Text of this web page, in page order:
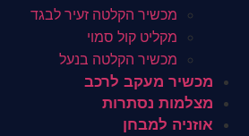
מכשיר הקלטה זעיר לבגד
מקליט קול סמוי
מכשיר הקלטה בנעל
מכשיר מעקב לרכב
מצלמות נסתרות
אוזניה למבחן